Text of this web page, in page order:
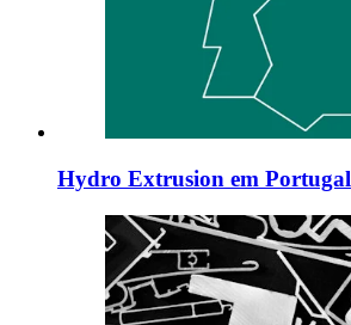
Hydro Extrusion em Portugal